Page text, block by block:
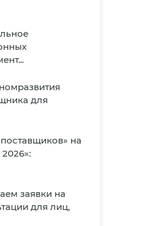
для
на
заявки на
для лиц,